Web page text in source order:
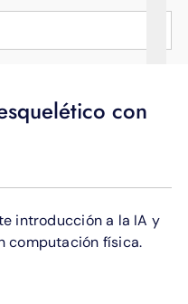
con
introducción a la IA y
computación física.